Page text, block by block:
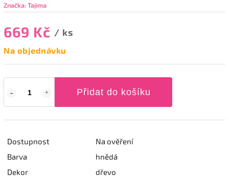
Značka:Tajima
669 Kč / ks
Na objednávku
Přidat do košíku
Dostupnost
Na ověření
Barva
hnědá
Dekor
dřevo